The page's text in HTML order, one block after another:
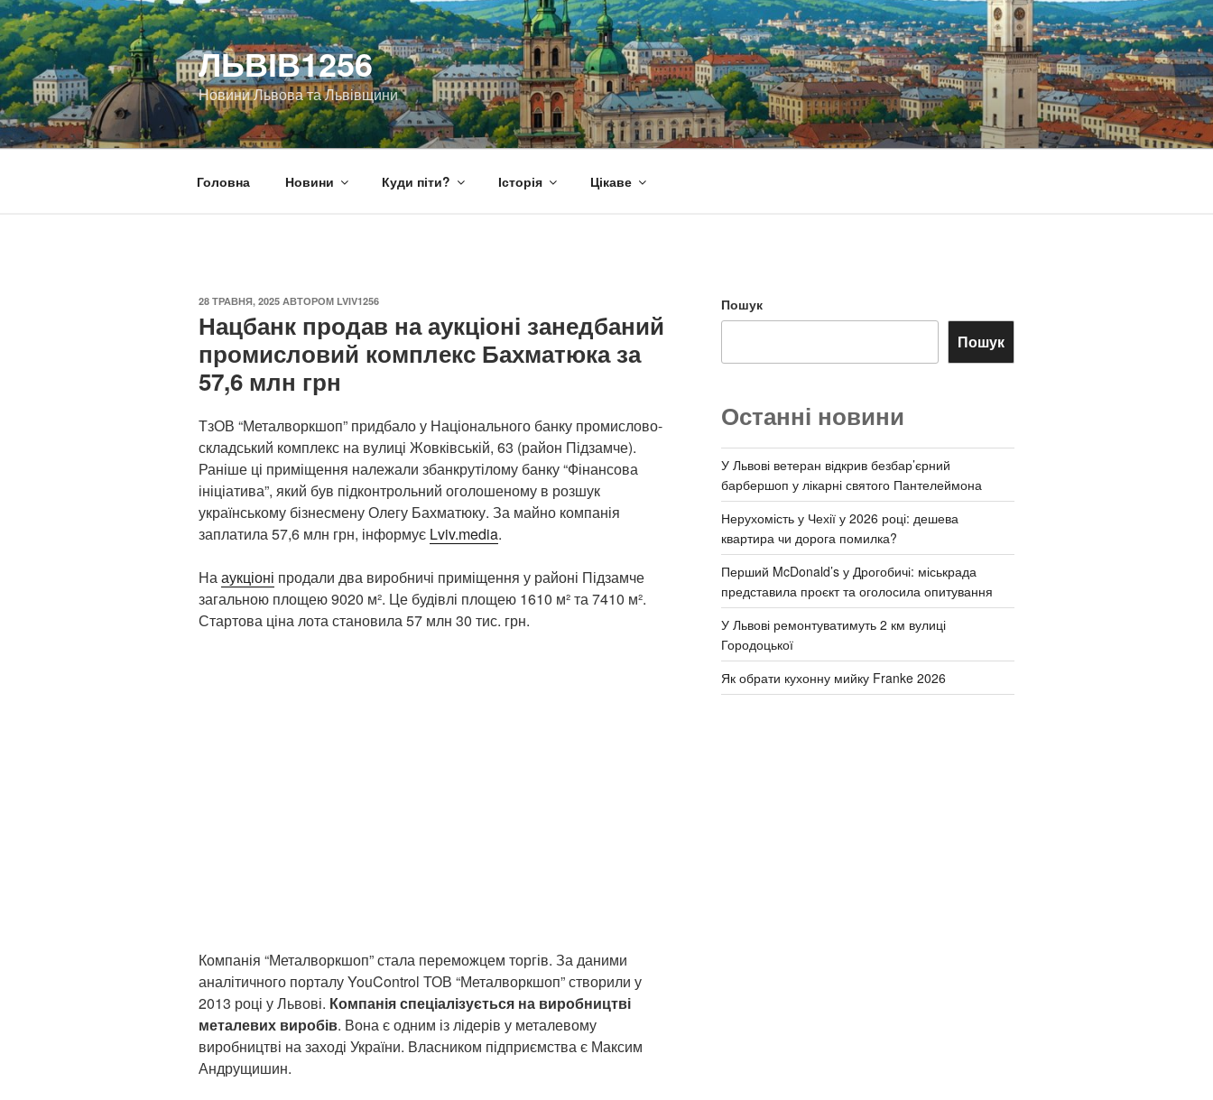
Перейти
до
вмісту
ЛЬВІВ1256
Новини Львова та Львівщини
Головна Новини Куди піти? Історія Цікаве
ОПУБЛІКОВАНО
28 ТРАВНЯ, 2025 АВТОРОМ LVIV1256
Нацбанк продав на аукціоні занедбаний
промисловий комплекс Бахматюка за
57,6 млн грн
ТзОВ “Металворкшоп” придбало у Національного банку промислово-
складський комплекс на вулиці Жовківській, 63 (район Підзамче).
Раніше ці приміщення належали збанкрутілому банку “Фінансова
ініціатива”, який був підконтрольний оголошеному в розшук
українському бізнесмену Олегу Бахматюку. За майно компанія
заплатила 57,6 млн грн, інформує Lviv.media.
Нааукціоні продали два виробничі приміщення у районі Підзамче
загальною площею 9020 м². Це будівлі площею 1610 м² та 7410 м².
Стартова ціна лота становила 57 млн 30 тис. грн.
Компанія “Металворкшоп” стала переможцем торгів. За даними
аналітичного порталу YouControl ТОВ “Металворкшоп” створили у
2013 році у Львові. Компанія спеціалізується на виробництві
металевих виробів. Вона є одним із лідерів у металевому
виробництві на заході України. Власником підприємства є Максим
Андрущишин.
Пошук
Пошук
Останні новини
У Львові ветеран відкрив безбар’єрний
барбершоп у лікарні святого Пантелеймона
Нерухомість у Чехії у 2026 році: дешева
квартира чи дорога помилка?
Перший McDonald’s у Дрогобичі: міськрада
представила проєкт та оголосила опитування
У Львові ремонтуватимуть 2 км вулиці
Городоцької
Як обрати кухонну мийку Franke 2026